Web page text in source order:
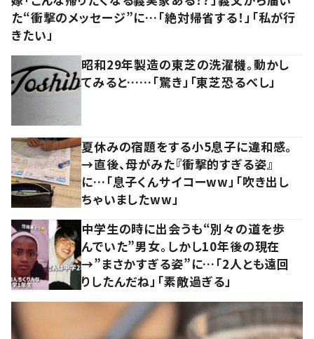
た“衝撃のメッセージ”に…「絶対帰省する！」「私が行
きたい」
昭和29年製造の東芝の洗濯機。動かし
てみると……「驚き」「東芝恐るべし」
夏休みの宿題をする小5息子に違和感。
→直後、母がみた『衝撃的すぎる姿』
に…「息子くんサイコーww」「吹き出し
ちゃいましたww」
中学生の時に出会うも“別々の道を歩
んでいた”男女。しかし10年後の現在
→”まさかすぎる姿”に…「2人とも遠回
りしたんだね」「素敵過ぎる」